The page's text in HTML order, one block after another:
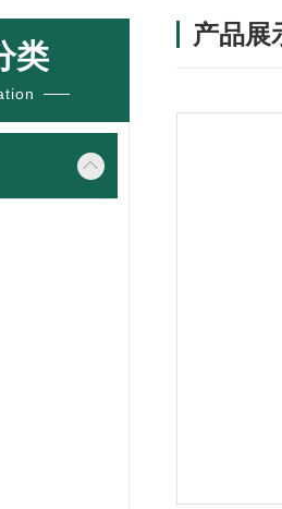
类
产品展